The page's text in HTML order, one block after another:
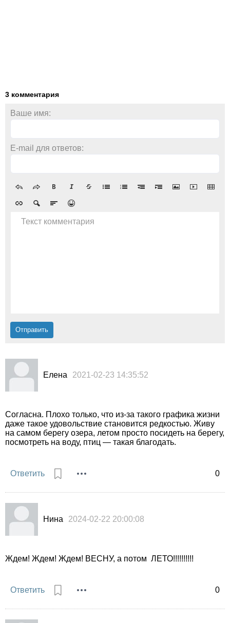
3 комментария
Ваше имя:
E-mail для ответов:
Текст комментария
Елена 2021-02-23 14:35:52
0
Согласна. Плохо только, что из-за такого графика жизни
даже такое удовольствие становится редкостью. Живу
на самом берегу озера, летом просто посидеть на берегу,
посмотреть на воду, птиц — такая благодать.
Ответить
Нина 2024-02-22 20:00:08
0
Ждем! Ждем! Ждем! ВЕСНУ, а потом ЛЕТО!!!!!!!!!!
Ответить